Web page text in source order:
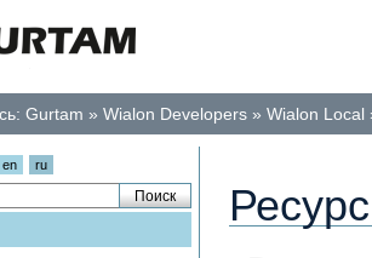
Gurtam » Wialon Developers » Wialon Local
en ru